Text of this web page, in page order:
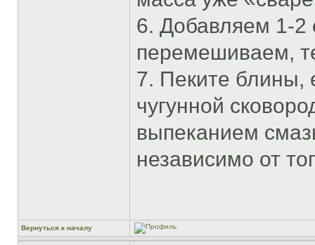
6. Добавляем 1-2
перемешиваем,
7. Пеките блины,
чугунной
выпеканием
независимо от
Вернуться к началу